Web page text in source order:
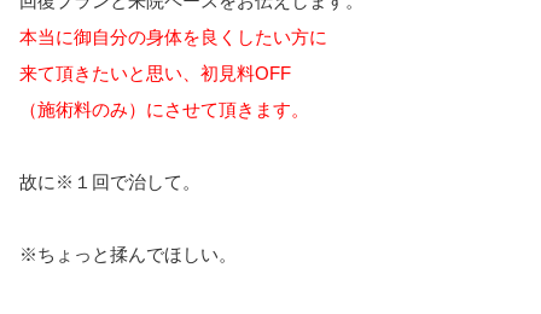
本当に御自分の身体を良くしたい方に
来て頂きたいと思い、 初見料OFF
（施術料のみ）にさせて頂きます。
故に※１回で治して。
※ちょっと揉んでほしい。